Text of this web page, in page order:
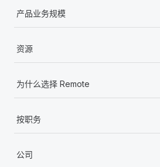
产品业务规模
资源
为什么选择 Remote
按职务
公司